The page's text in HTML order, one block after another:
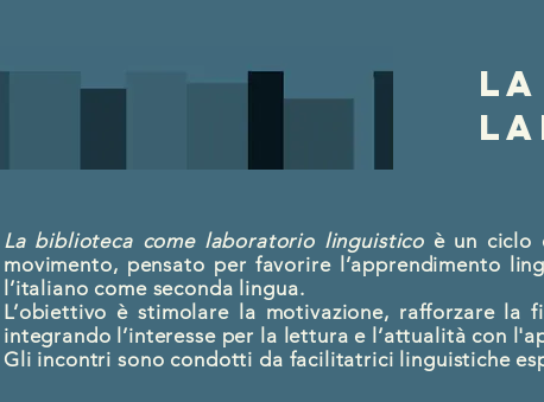
la
La biblioteca come laboratorio linguistico è un ciclo
movimento, pensato per favorire l’apprendimento
l’italiano come seconda lingua.
L’obiettivo è stimolare la motivazione, rafforzare la
integrando l’interesse per la lettura e l’attualità con
Gli incontri sono condotti da facilitatrici linguistiche